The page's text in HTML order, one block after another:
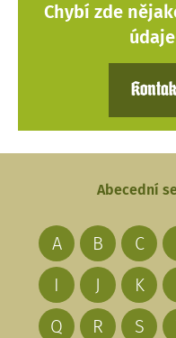
Chybí zde
Abecední
A B C
I
J K
Q
R S